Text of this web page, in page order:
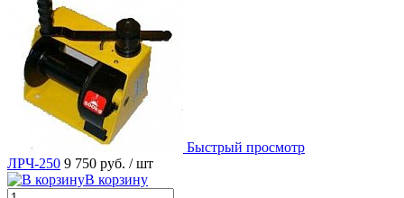
Быстрый просмотр
ЛРЧ-250 9 750 руб. / шт
В корзину